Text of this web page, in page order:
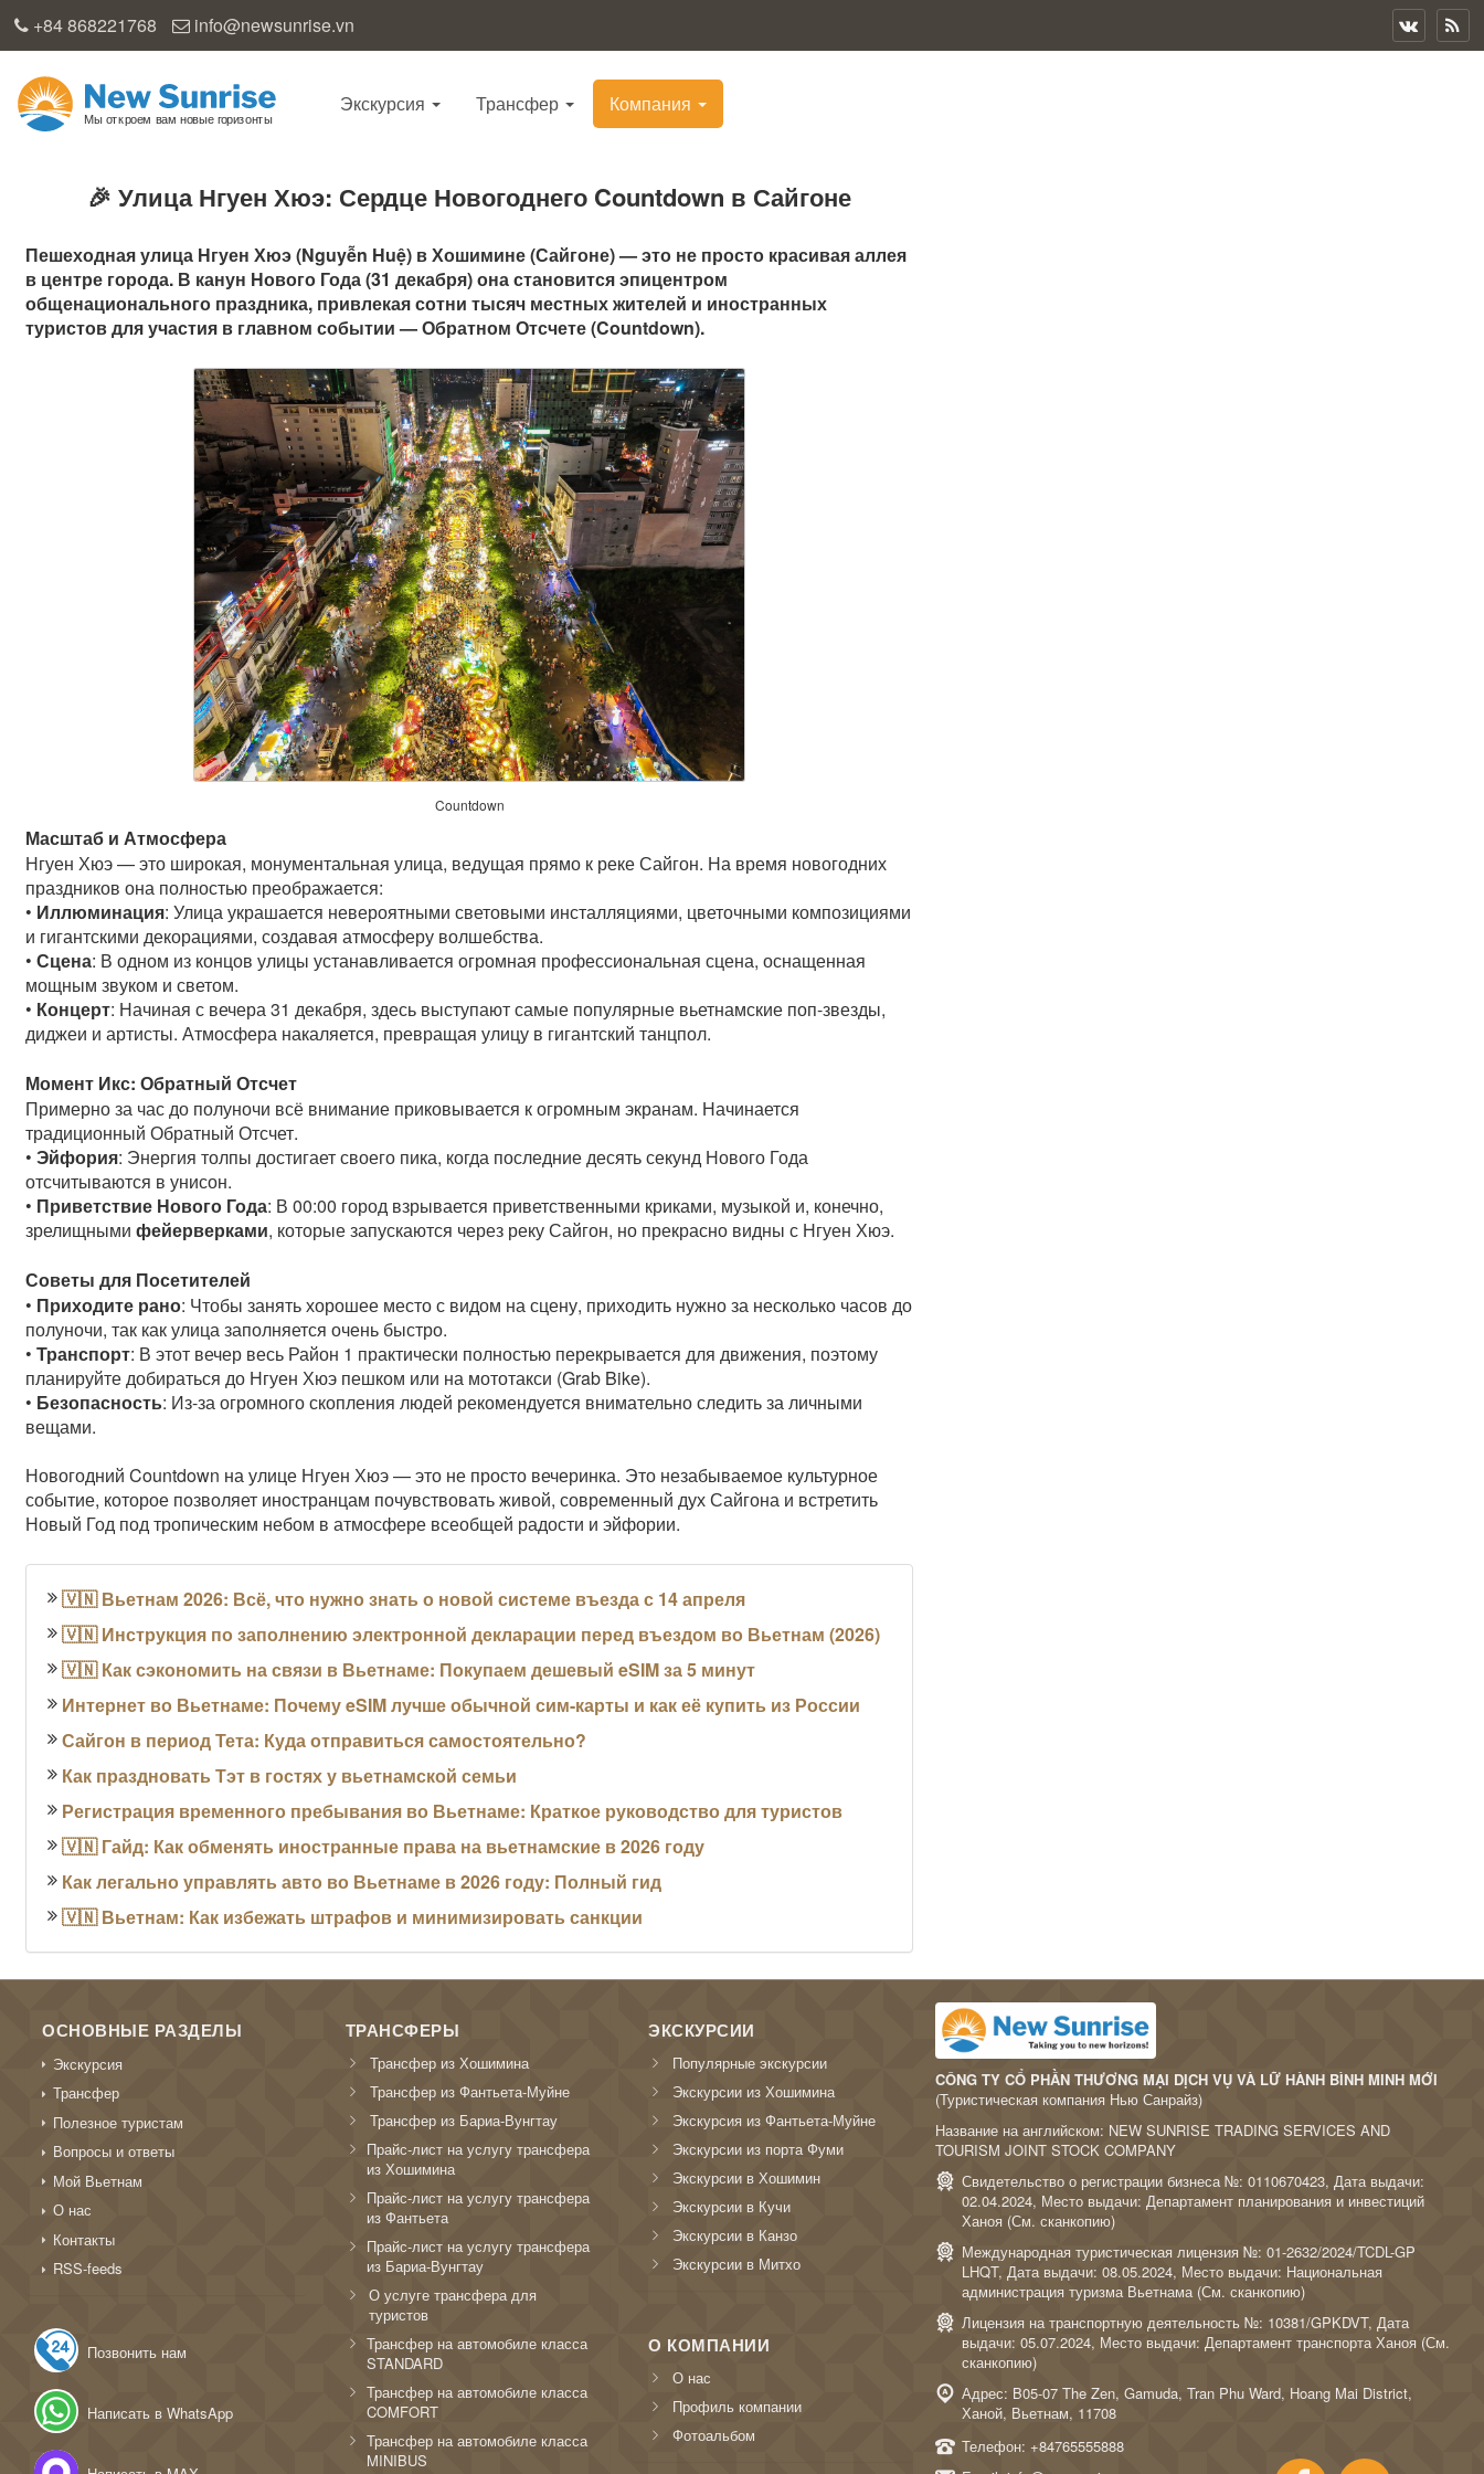
+84 868221768 info@newsunrise.vn
Экскурсия Трансфер Компания
🎉 Улица Нгуен Хюэ: Сердце Новогоднего Countdown в Сайгоне
Пешеходная улица Нгуен Хюэ (Nguyễn Huệ) в Хошимине (Сайгоне) — это не просто красивая аллея
в центре города. В канун Нового Года (31 декабря) она становится эпицентром
общенационального праздника, привлекая сотни тысяч местных жителей и иностранных
туристов для участия в главном событии — Обратном Отсчете (Countdown).
Countdown
Масштаб и Атмосфера
Нгуен Хюэ — это широкая, монументальная улица, ведущая прямо к реке Сайгон. На время новогодних
праздников она полностью преображается:
• Иллюминация: Улица украшается невероятными световыми инсталляциями, цветочными композициями
и гигантскими декорациями, создавая атмосферу волшебства.
•Сцена: В одном из концов улицы устанавливается огромная профессиональная сцена, оснащенная
мощным звуком и светом.
• Концерт: Начиная с вечера 31 декабря, здесь выступают самые популярные вьетнамские поп-звезды,
диджеи и артисты. Атмосфера накаляется, превращая улицу в гигантский танцпол.
Момент Икс: Обратный Отсчет
Примерно за час до полуночи всё внимание приковывается к огромным экранам. Начинается
традиционный Обратный Отсчет.
•Эйфория: Энергия толпы достигает своего пика, когда последние десять секунд Нового Года
отсчитываются в унисон.
• Приветствие Нового Года: В 00:00 город взрывается приветственными криками, музыкой и, конечно,
зрелищнымифейерверками, которые запускаются через реку Сайгон, но прекрасно видны с Нгуен Хюэ.
Советы для Посетителей
• Приходите рано: Чтобы занять хорошее место с видом на сцену, приходить нужно за несколько часов до
полуночи, так как улица заполняется очень быстро.
•Транспорт: В этот вечер весь Район 1 практически полностью перекрывается для движения, поэтому
планируйте добираться до Нгуен Хюэ пешком или на мототакси (Grab Bike).
• Безопасность: Из-за огромного скопления людей рекомендуется внимательно следить за личными
вещами.
Новогодний Countdown на улице Нгуен Хюэ — это не просто вечеринка. Это незабываемое культурное
событие, которое позволяет иностранцам почувствовать живой, современный дух Сайгона и встретить
Новый Год под тропическим небом в атмосфере всеобщей радости и эйфории.
🇻🇳 Вьетнам 2026: Всё, что нужно знать о новой системе въезда с 14 апреля
🇻🇳 Инструкция по заполнению электронной декларации перед въездом во Вьетнам (2026)
🇻🇳 Как сэкономить на связи в Вьетнаме: Покупаем дешевый eSIM за 5 минут
Интернет во Вьетнаме: Почему eSIM лучше обычной сим-карты и как её купить из России
Сайгон в период Тета: Куда отправиться самостоятельно?
Как праздновать Тэт в гостях у вьетнамской семьи
Регистрация временного пребывания во Вьетнаме: Краткое руководство для туристов
🇻🇳 Гайд: Как обменять иностранные права на вьетнамские в 2026 году
Как легально управлять авто во Вьетнаме в 2026 году: Полный гид
🇻🇳 Вьетнам: Как избежать штрафов и минимизировать санкции
ОСНОВНЫЕ РАЗДЕЛЫ
Экскурсия
Трансфер
Полезное туристам
Вопросы и ответы
Мой Вьетнам
О нас
Контакты
RSS-feeds
Позвонить нам
Написать в WhatsApp
ТРАНСФЕРЫ
Трансфер из Хошимина
Трансфер из Фантьета-Муйне
Трансфер из Бариа-Вунгтау
Прайс-лист на услугу трансфера
из Хошимина
Прайс-лист на услугу трансфера
из Фантьета
Прайс-лист на услугу трансфера
из Бариа-Вунгтау
О услуге трансфера для
туристов
Трансфер на автомобиле класса
STANDARD
Трансфер на автомобиле класса
COMFORT
Трансфер на автомобиле класса
MINIBUS
ЭКСКУРСИИ
Популярные экскурсии
Экскурсии из Хошимина
Экскурсия из Фантьета-Муйне
Экскурсии из порта Фуми
Экскурсии в Хошимин
Экскурсии в Кучи
Экскурсии в Канзо
Экскурсии в Митхо
О КОМПАНИИ
О нас
Профиль компании
Фотоальбом
CÔNG TY CỔ PHẦN THƯƠNG MẠI DỊCH VỤ VÀ LỮ HÀNH BÌNH MINH MỚI
(Туристическая компания Нью Санрайз)
Название на английском: NEW SUNRISE TRADING SERVICES AND
TOURISM JOINT STOCK COMPANY
Свидетельство о регистрации бизнеса №: 0110670423, Дата выдачи:
02.04.2024, Место выдачи: Департамент планирования и инвестиций
Ханоя (См. сканкопию)
Международная туристическая лицензия №: 01-2632/2024/TCDL-GP
LHQT, Дата выдачи: 08.05.2024, Место выдачи: Национальная
администрация туризма Вьетнама (См. сканкопию)
Лицензия на транспортную деятельность №: 10381/GPKDVT, Дата
выдачи: 05.07.2024, Место выдачи: Департамент транспорта Ханоя (См.
сканкопию)
Адрес: B05-07 The Zen, Gamuda, Tran Phu Ward, Hoang Mai District,
Ханой, Вьетнам, 11708
Телефон: +84765555888